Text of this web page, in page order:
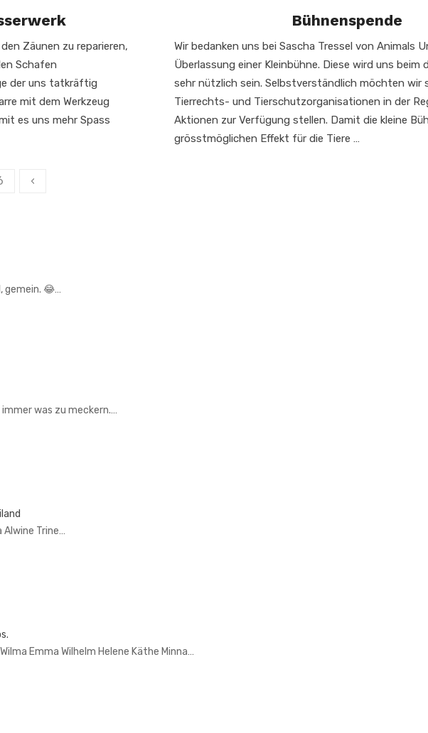
Zäunen zu reparieren,
Schafen
der uns tatkräftig
mit dem Werkzeug
es uns mehr Spass
Bühnenspende
Wir bedanken uns bei Sascha Tressel von Animals
Überlassung einer Kleinbühne. Diese wird uns beim
sehr nützlich sein. Selbstverständlich möchten wir
Tierrechts- und Tierschutzorganisationen in der
Aktionen zur Verfügung stellen. Damit die kleine
grösstmöglichen Effekt für die Tiere …
‹
gemein. 😂…
immer was zu meckern.…
Alwine Trine…
Emma Wilhelm Helene Käthe Minna…